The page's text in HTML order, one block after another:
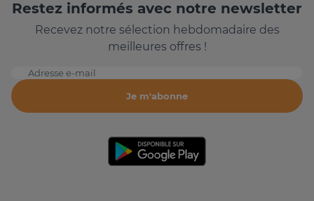
Restez informés avec notre newsletter
Recevez notre sélection hebdomadaire des
meilleures offres !
Adresse e-mail
Je m'abonne